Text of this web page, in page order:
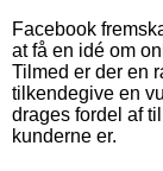
Facebook
at få en idé om
Tilmed er der en
tilkendegive en
drages fordel af
kunderne er.